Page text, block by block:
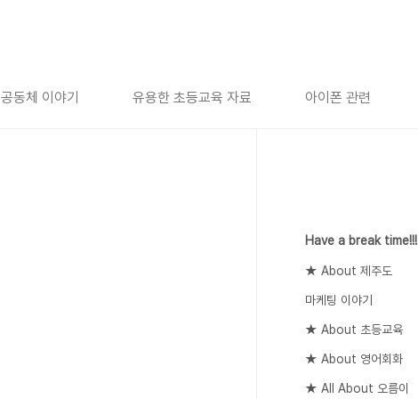
공동체 이야기 유용한 초등교육 자료 아이폰 관련
Have a break time!!!
★ About 제주도
마케팅 이야기
★ About 초등교육
★ About 영어회화
★ All About 오름이